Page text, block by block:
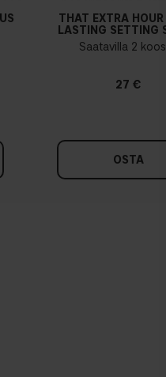
THAT EXTRA
LASTING SETTING
Saatavilla 2
27 €
OSTA